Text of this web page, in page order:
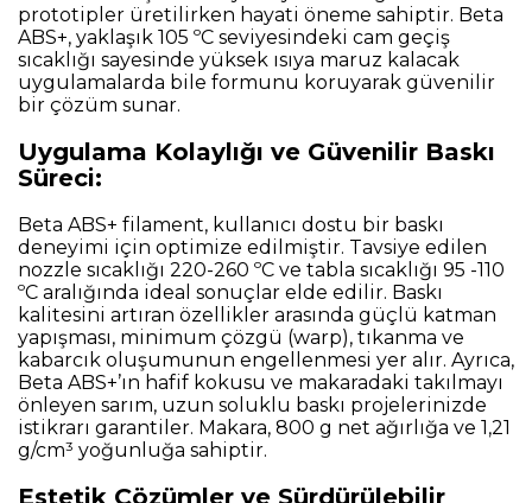
prototipler üretilirken hayati öneme sahiptir. Beta
ABS+, yaklaşık 105 ºC seviyesindeki cam geçiş
sıcaklığı sayesinde yüksek ısıya maruz kalacak
uygulamalarda bile formunu koruyarak güvenilir
bir çözüm sunar.
Uygulama Kolaylığı ve Güvenilir Baskı
Süreci:
Beta ABS+ filament, kullanıcı dostu bir baskı
deneyimi için optimize edilmiştir. Tavsiye edilen
nozzle sıcaklığı 220-260 ºC ve tabla sıcaklığı 95 -110
ºC aralığında ideal sonuçlar elde edilir. Baskı
kalitesini artıran özellikler arasında güçlü katman
yapışması, minimum çözgü (warp), tıkanma ve
kabarcık oluşumunun engellenmesi yer alır. Ayrıca,
Beta ABS+’ın hafif kokusu ve makaradaki takılmayı
önleyen sarım, uzun soluklu baskı projelerinizde
istikrarı garantiler. Makara, 800 g net ağırlığa ve 1,21
g/cm³ yoğunluğa sahiptir.